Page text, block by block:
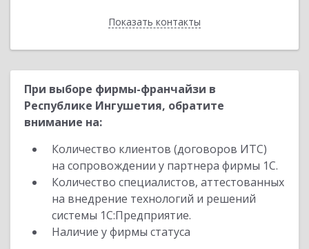
Показать контакты
Назад
При выборе фирмы-франчайзи в
Республике Ингушетия, обратите
внимание на:
Количество клиентов (договоров ИТС)
на сопровождении у партнера фирмы 1С.
Количество специалистов, аттестованных
на внедрение технологий и решений
системы 1С:Предприятие.
Наличие у фирмы статуса